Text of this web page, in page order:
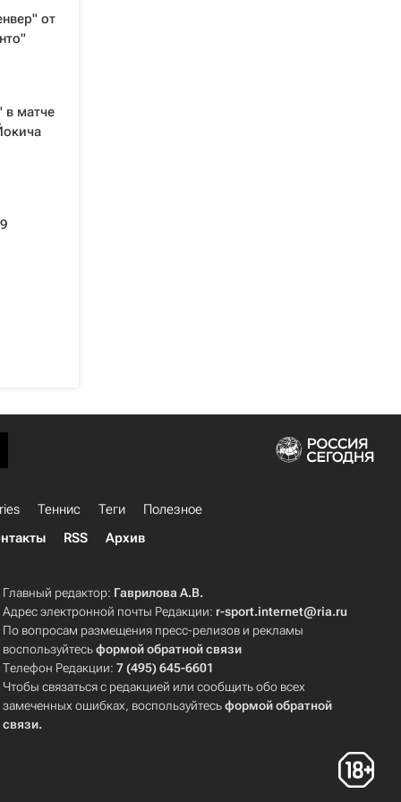
от
в матче
Теннис Теги
Полезное
RSS Архив
Главный редактор: Гаврилова А.В.
Адрес электронной почты Редакции: r-sport.internet@ria.ru
По вопросам размещения пресс-релизов и рекламы
воспользуйтесьформой обратной связи
Телефон Редакции:7 (495) 645-6601
Чтобы связаться с редакцией или сообщить обо всех
замеченных ошибках, воспользуйтесьформой обратной
связи.